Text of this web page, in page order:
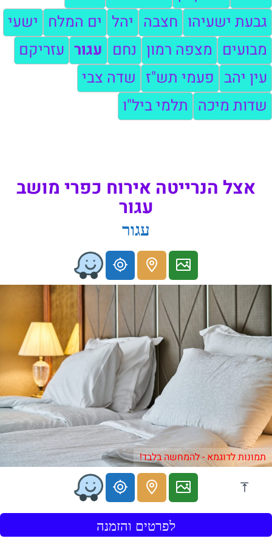
גבעת ישעיהו חצבה יהל ים המלח ישעי
מבועים מצפה רמון נחם עגור עזריקם
עין יהב פעמי תש"ז שדה צבי
שדות מיכה תלמי ביל"ו
אצל הנרייטה אירוח כפרי מושב
עגור
עגור
תמונות לדוגמא - להמחשה בלבד!
לפרטים והזמנה